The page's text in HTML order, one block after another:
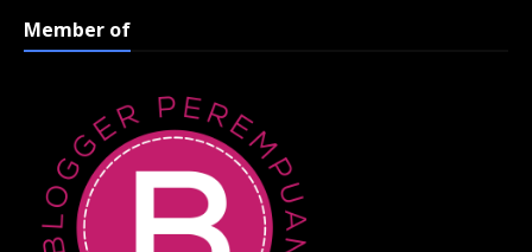
Member of